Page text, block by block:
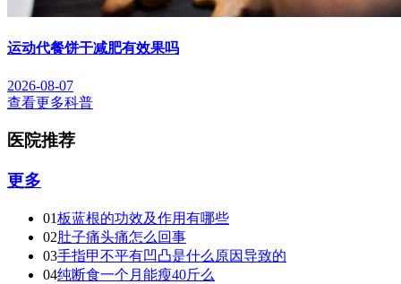
运动代餐饼干减肥有效果吗
2026-08-07
查看更多科普
医院推荐
更多
01板蓝根的功效及作用有哪些
02肚子痛头痛怎么回事
03手指甲不平有凹凸是什么原因导致的
04纯断食一个月能瘦40斤么